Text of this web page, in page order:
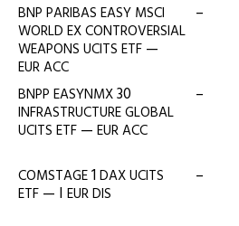
BNP PARIBAS EASY MSCI
WORLD EXCONTROVERSIAL
WEAPONS UCITS ETF —
EURACC
–
BNPP EASYNMX30
INFRASTRUCTUREGLOBAL
UCITS ETF — EURACC
–
COMSTAGE1DAXUCITS
ETF — I EURDIS
–